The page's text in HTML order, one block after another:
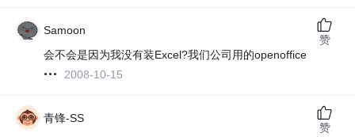
Samoon
会不会是因为我没有装Excel?我们公司用的openoffice
2008-10-15
赞
青锋-SS
赞